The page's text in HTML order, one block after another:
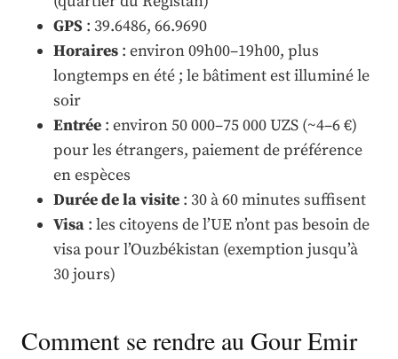
GPS : 39.6486, 66.9690
Horaires : environ 09h00–19h00, plus
longtemps en été ; le bâtiment est illuminé le
soir
Entrée : environ 50 000–75 000 UZS (~4–6 €)
pour les étrangers, paiement de préférence
en espèces
Durée de la visite : 30 à 60 minutes suffisent
Visa : les citoyens de l’UE n’ont pas besoin de
visa pour l’Ouzbékistan (exemption jusqu’à
30 jours)
Comment se rendre au Gour Emir